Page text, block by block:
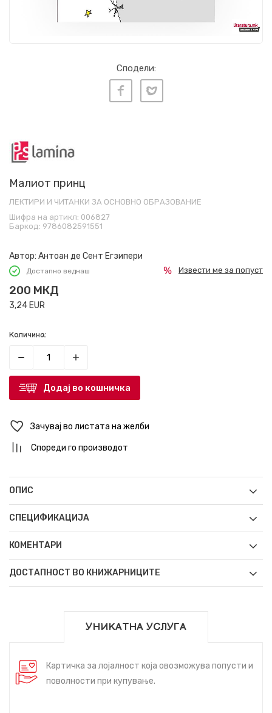
Сподели:
Малиот принц
ЛЕКТИРИ И ЧИТАНКИ ЗА ОСНОВНО ОБРАЗОВАНИЕ
Шифра на артикл: 006827
Баркод: 9786082591551
Автор: Антоан де Сент Егзипери
Достапно веднаш
200 МКД
3,24EUR
Извести ме за попуст
Количина:
Додај во кошничка
Зачувај во листата на желби
Спореди го производот
ОПИС
СПЕЦИФИКАЦИЈА
КОМЕНТАРИ
ДОСТАПНОСТ ВО КНИЖАРНИЦИТЕ
УНИКАТНА УСЛУГА
Картичка за лојалност која овозможува попусти и
поволности при купување.